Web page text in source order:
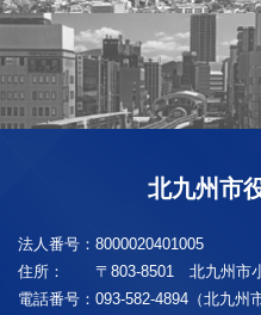
北九州市
法人番号： 8000020401005
住所：
〒803-8501 北九州市
電話番号： 093-582-4894（北九州